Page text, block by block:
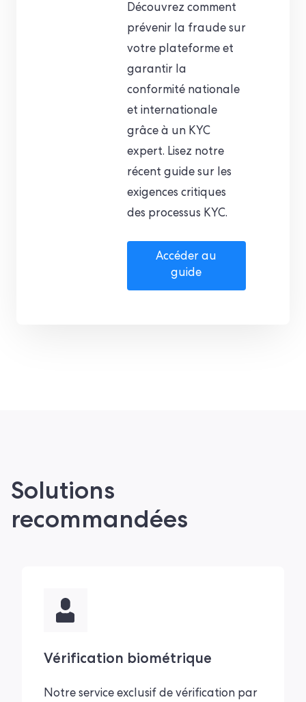
Découvrez comment
prévenir la fraude sur
votre plateforme et
garantir la
conformité nationale
et internationale
grâce à un KYC
expert. Lisez notre
récent guide sur les
exigences critiques
des processus KYC.
Accéder au
guide
Solutions
recommandées
Vérification biométrique
Notre service exclusif de vérification par